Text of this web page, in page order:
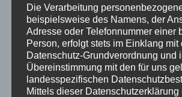
Die Verarbeitung
beispielsweise des Namens, der
Adresse oder Telefonnummer einer
Person, erfolgt stets im Einklang mit
Datenschutz-Grundverordnung und
Übereinstimmung mit den für uns
landesspezifischen
Mittels dieser Datenschutzerklärung